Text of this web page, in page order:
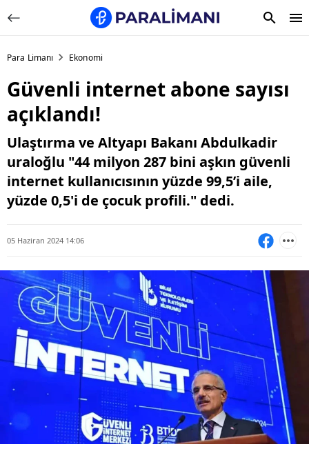
Para Limanı Ekonomi
Güvenli internet abone sayısı
açıklandı!
Ulaştırma ve Altyapı Bakanı Abdulkadir
uraloğlu "44 milyon 287 bini aşkın güvenli
internet kullanıcısının yüzde 99,5’i aile,
yüzde 0,5'i de çocuk profili." dedi.
05 Haziran 2024 14:06